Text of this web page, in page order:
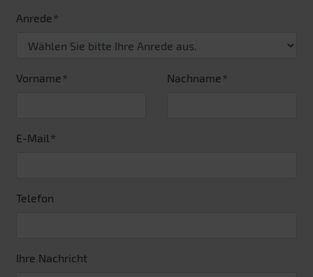
Anrede
Vorname Nachname
E-Mail
Telefon
Ihre Nachricht